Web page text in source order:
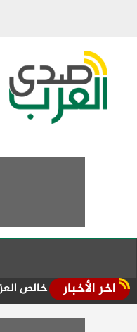
اخر الأخبار
العزاء لأسرة الفقيد